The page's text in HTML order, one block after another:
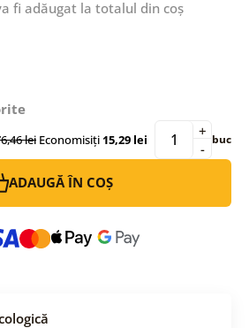
fi adăugat la totalul din coș
lei Economisiți15,29 lei -
+ buc
ADAUGĂ ÎN COȘ